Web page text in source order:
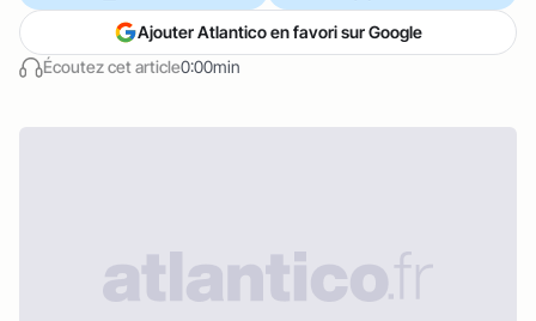
Écoutez cet article0:00min
Ajouter Atlantico en favori sur Google